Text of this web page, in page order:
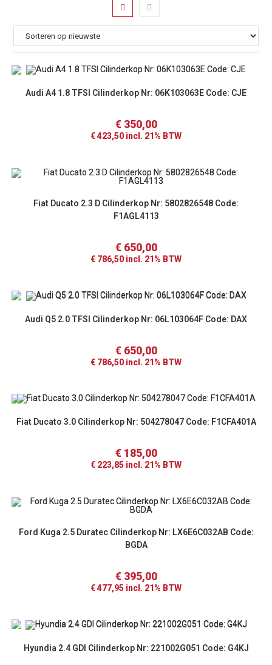
Audi A4 1.8 TFSI Cilinderkop Nr: 06K103063E Code: CJE
€350,00
€423,50 incl. 21% BTW
Fiat Ducato 2.3 D Cilinderkop Nr: 5802826548 Code:
F1AGL4113
€650,00
€ 786,50 incl. 21% BTW
Audi Q5 2.0 TFSI Cilinderkop Nr: 06L103064F Code: DAX
€650,00
€ 786,50 incl. 21% BTW
Fiat Ducato 3.0 Cilinderkop Nr: 504278047 Code: F1CFA401A
€185,00
€ 223,85 incl. 21% BTW
Ford Kuga 2.5 Duratec Cilinderkop Nr: LX6E6C032AB Code:
BGDA
€395,00
€477,95 incl. 21% BTW
Hyundia 2.4 GDI Cilinderkop Nr: 221002G051 Code: G4KJ